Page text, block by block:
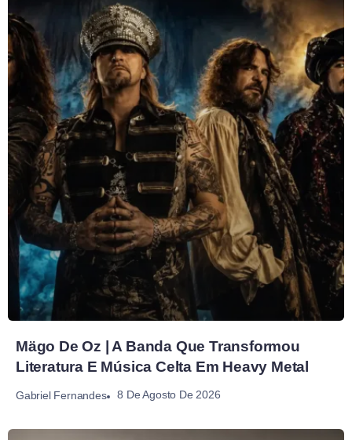
Mägo De Oz | A Banda Que Transformou
Literatura E Música Celta Em Heavy Metal
Gabriel Fernandes 8 De Agosto De 2026